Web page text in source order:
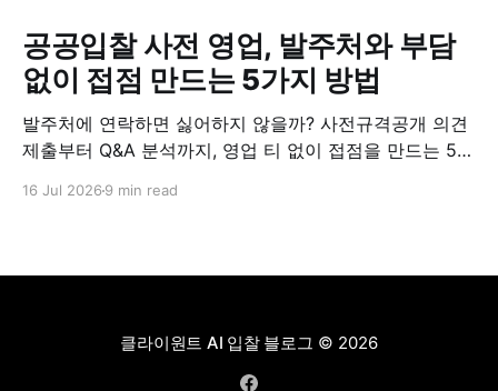
공공입찰 사전 영업, 발주처와 부담
없이 접점 만드는 5가지 방법
발주처에 연락하면 싫어하지 않을까? 사전규격공개 의견
제출부터 Q&A 분석까지, 영업 티 없이 접점을 만드는 5가
16 Jul 2026 9 min read
클라이원트 AI 입찰 블로그 © 2026